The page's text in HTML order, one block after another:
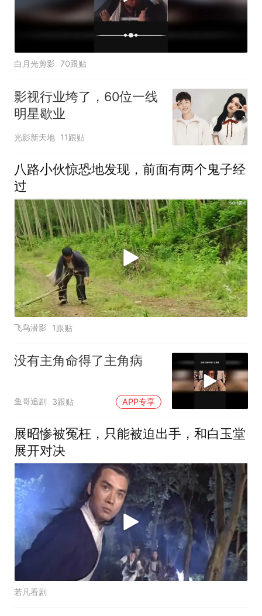
白月光剪影 70跟贴
影视行业垮了，60位一线
明星歇业
光影新天地 11跟贴
八路小伙惊恐地发现，前面有两个鬼子经
过
飞鸟潜影 1跟贴
没有主角命得了主角病
鱼哥追剧 3跟贴 APP专享
展昭惨被冤枉，只能被迫出手，和白玉堂
展开对决
若凡看剧